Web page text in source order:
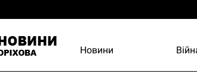
Новини